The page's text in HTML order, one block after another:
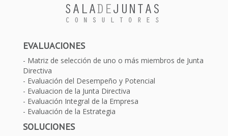
EVALUACIONES
Matriz de selección de uno o más miembros de Junta
Directiva
Evaluación del Desempeño y Potencial
Evaluacion de la Junta Directiva
Evaluación Integral de la Empresa
Evaluación de la Estrategia
SOLUCIONES